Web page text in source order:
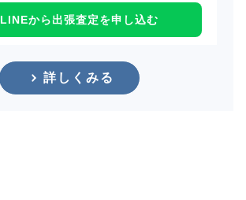
LINEから出張査定を申し込む
詳しくみる